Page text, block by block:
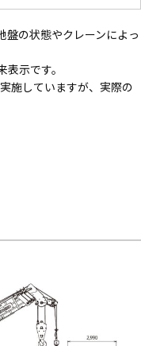
盤の状態やクレーンによっ
示です。
施していますが、実際の